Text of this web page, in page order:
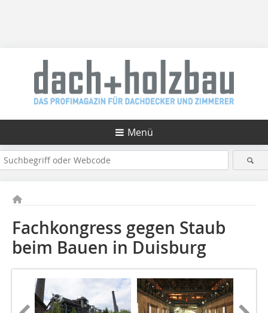
Menü
Fachkongress gegen Staub
beim Bauen in Duisburg